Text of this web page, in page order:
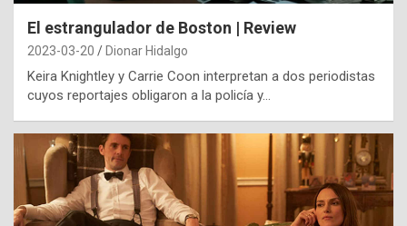
El estrangulador de Boston | Review
2023-03-20 Dionar Hidalgo
Keira Knightley y Carrie Coon interpretan a dos periodistas
cuyos reportajes obligaron a la policía y…